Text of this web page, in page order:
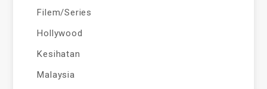
Filem/Series
Hollywood
Kesihatan
Malaysia